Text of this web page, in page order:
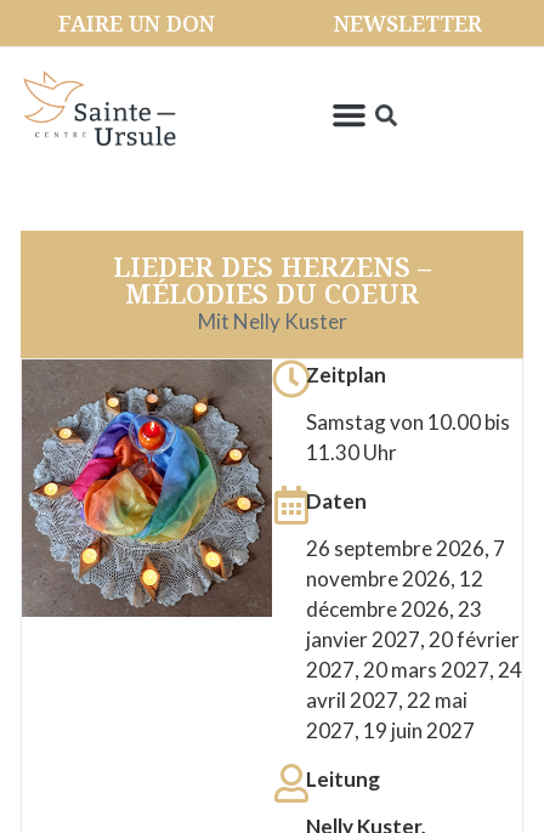
FAIRE UN DON NEWSLETTER
LIEDER DES HERZENS –
MÉLODIES DU COEUR
Mit Nelly Kuster
Zeitplan
Samstag von 10.00 bis
11.30 Uhr
Daten
26 septembre 2026, 7
novembre 2026, 12
décembre 2026, 23
janvier 2027, 20 février
2027, 20 mars 2027, 24
avril 2027, 22 mai
2027, 19 juin 2027
Leitung
Nelly Kuster,